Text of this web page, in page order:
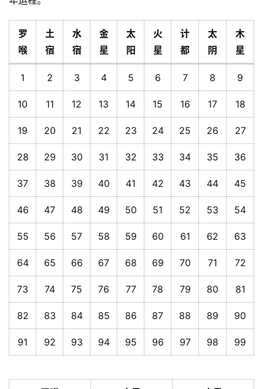
罗
喉
土
宿
水
宿
金
星
太
阳
火
星
计
都
太
阴
木
星
1 2 3 4 5 6 7 8 9
10 11 12 13 14 15 16 17 18
19 20 21 22 23 24 25 26 27
28 29 30 31 32 33 34 35 36
37 38 39 40 41 42 43 44 45
46 47 48 49 50 51 52 53 54
55 56 57 58 59 60 61 62 63
64 65 66 67 68 69 70 71 72
73 74 75 76 77 78 79 80 81
82 83 84 85 86 87 88 89 90
91 92 93 94 95 96 97 98 99